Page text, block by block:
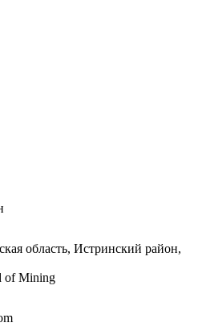
область, Истринский район,
of Mining